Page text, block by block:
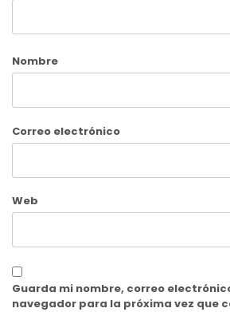
Nombre
Correo electrónico
Web
Guarda mi nombre, correo
navegador para la próxima vez que